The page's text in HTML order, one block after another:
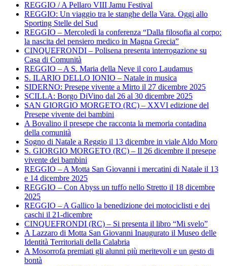
REGGIO / A Pellaro VIII Jamu Festival
REGGIO: Un viaggio tra le stanghe della Vara. Oggi allo
Sporting Stelle del Sud
REGGIO – Mercoledì la conferenza “Dalla filosofia al corpo:
la nascita del pensiero medico in Magna Grecia”
CINQUEFRONDI – Polisena presenta interrogazione su
Casa di Comunità
REGGIO – A S. Maria della Neve il coro Laudamus
S. ILARIO DELLO IONIO – Natale in musica
SIDERNO: Presepe vivente a Mirto il 27 dicembre 2025
SCILLA: Borgo DiVino dal 26 al 30 dicembre 2025
SAN GIORGIO MORGETO (RC) – XXVI edizione del
Presepe vivente dei bambini
A Bovalino il presepe che racconta la memoria contadina
della comunità
Sogno di Natale a Reggio il 13 dicembre in viale Aldo Moro
S. GIORGIO MORGETO (RC) – Il 26 dicembre il presepe
vivente dei bambini
REGGIO – A Motta San Giovanni i mercatini di Natale il 13
e 14 dicembre 2025
REGGIO – Con Abyss un tuffo nello Stretto il 18 dicembre
2025
REGGIO – A Gallico la benedizione dei motociclisti e dei
caschi il 21-dicembre
CINQUEFRONDI (RC) – Si presenta il libro “Mi svelo”
A Lazzaro di Motta San Giovanni Inaugurato il Museo delle
Identità Territoriali della Calabria
A Mosorrofa premiati gli alunni più meritevoli e un gesto di
bontà